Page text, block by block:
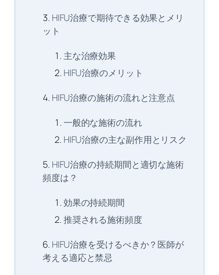
HIFU治療で期待できる効果とメリ
ット
主な治療効果
HIFU治療のメリット
HIFU治療の施術の流れと注意点
一般的な施術の流れ
HIFU治療の主な副作用とリスク
HIFU治療の持続期間と適切な施術
頻度は？
効果の持続期間
推奨される施術頻度
HIFU治療を受けるべきか？医師が
考える適応と禁忌